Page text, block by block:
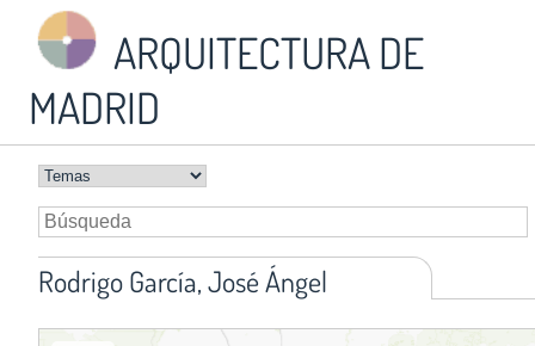
ARQUITECTURA DE
MADRID
Rodrigo García, José Ángel